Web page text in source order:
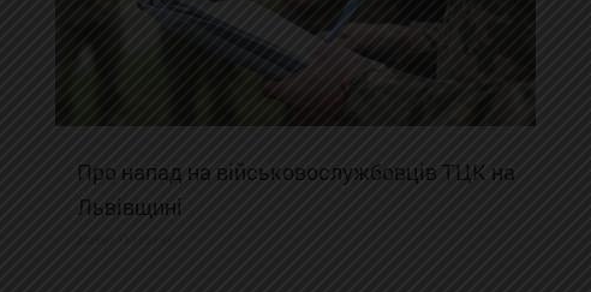
Про напад на військовослужбовців ТЦК на
Львівщині